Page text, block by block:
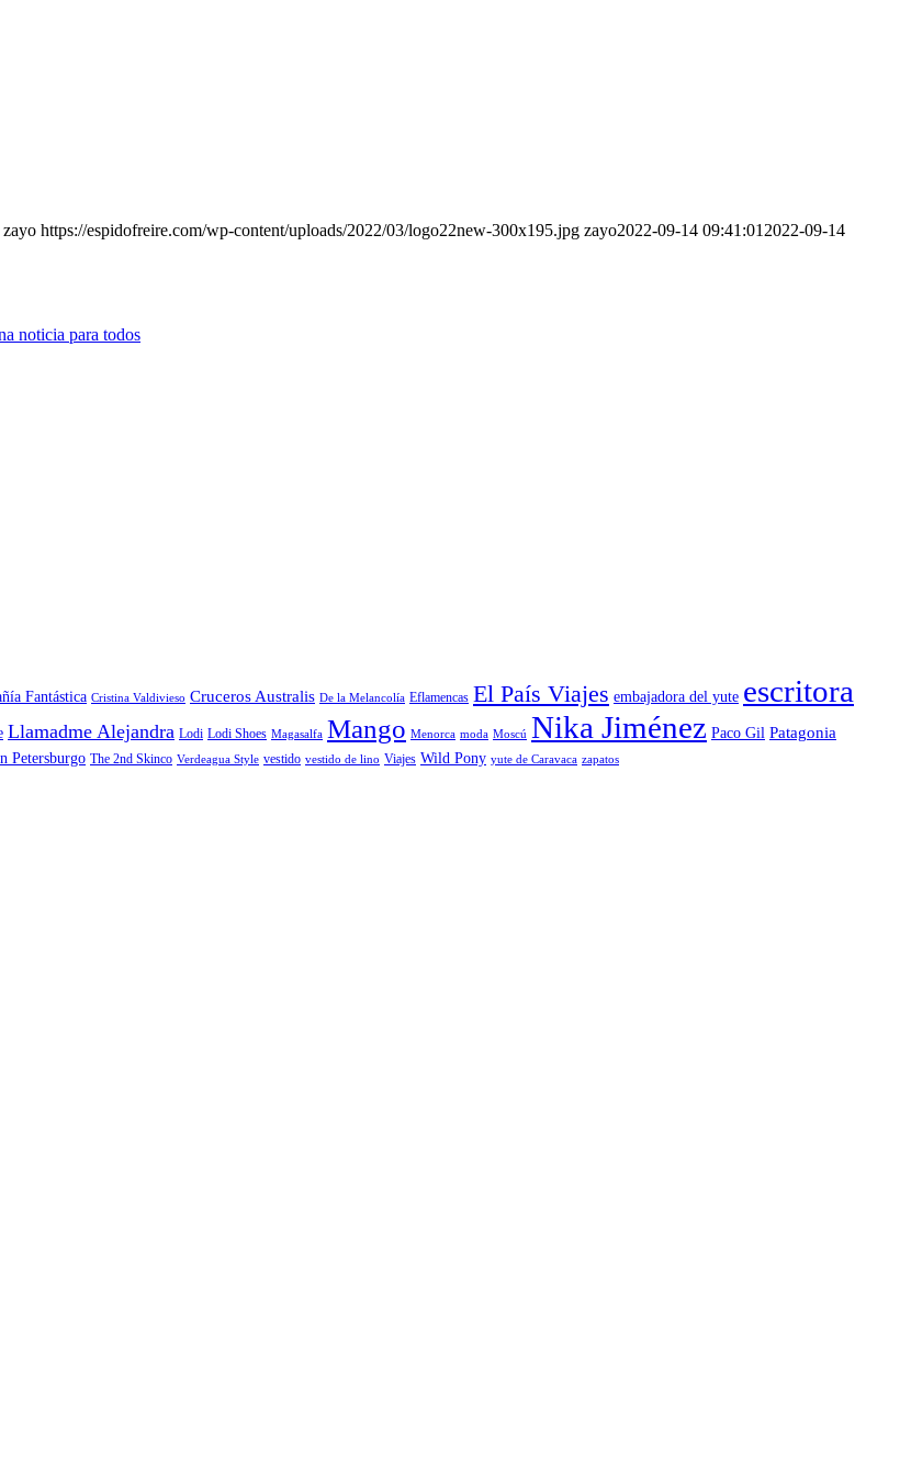
zayo https://espidofreire.com/wp-content/uploads/2022/03/logo22new-300x195.jpg zayo2022-09-14 09:41:01 2022-09-14
noticia para todos
Fantástica Cristina Valdivieso Cruceros Australis De la Melancolía Eflamencas El País Viajes embajadora del yute escritora
Llamadme Alejandra Lodi Lodi Shoes Magasalfa Mango Menorca moda Moscú Nika Jiménez Paco Gil Patagonia
Petersburgo The 2nd Skinco Verdeagua Style vestido vestido de lino Viajes Wild Pony yute de Caravaca zapatos